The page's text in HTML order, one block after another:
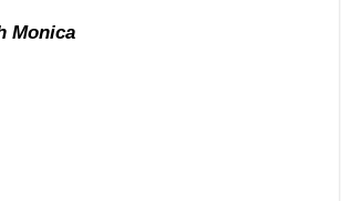
Monica